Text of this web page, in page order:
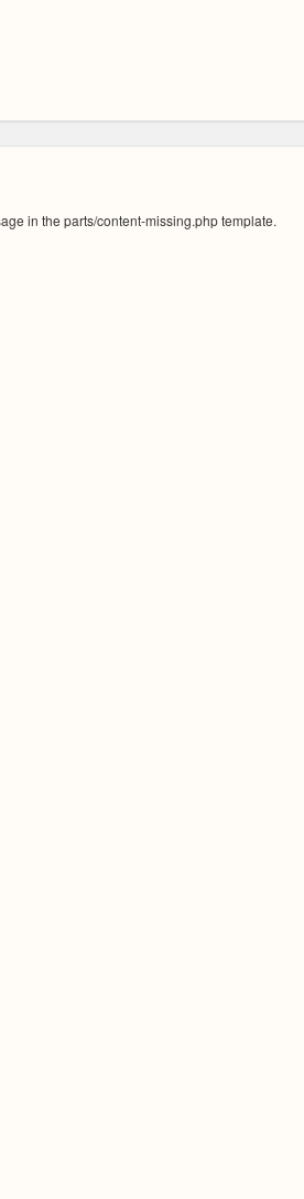
in the parts/content-missing.php template.